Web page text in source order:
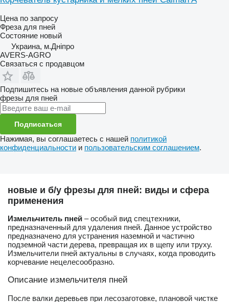
Цена по запросу
Фреза для пней
Состояние новый
Украина, м.Дніпро
AVERS-AGRO
Связаться с продавцом
Подпишитесь на новые объявления данной рубрики
фрезы для пней
Подписаться
Нажимая, вы соглашаетесь с нашей политикой
конфиденциальности и пользовательским соглашением.
новые и б/у фрезы для пней: виды и сфера
применения
Измельчитель пней – особый вид спецтехники,
предназначенный для удаления пней. Данное устройство
предназначено для устранения наземной и частично
подземной части дерева, превращая их в щепу или труху.
Измельчители пней актуальны в случаях, когда проводить
корчевание нецелесообразно.
Описание измельчителя пней
После валки деревьев при лесозаготовке, плановой чистке